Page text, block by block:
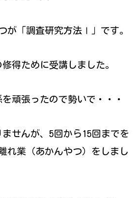
が「調査研究方法Ⅰ」です。
得ために受講しました。
頑張ったので勢いで・・・
せんが、5回から15回までを
れ業（あかんやつ）をしまし